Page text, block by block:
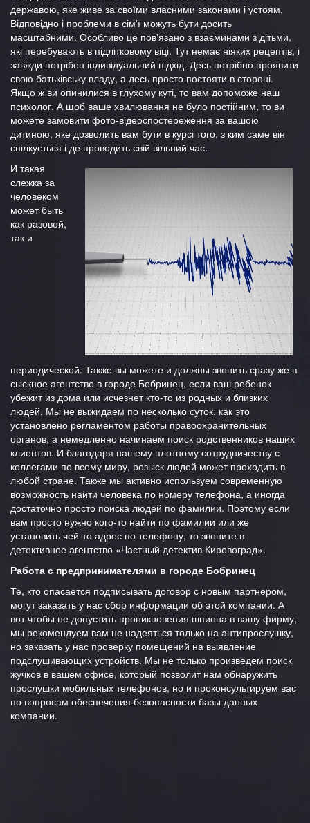
державою, яке живе за своїми власними законами і устоям.
Відповідно і проблеми в сім'ї можуть бути досить
масштабними. Особливо це пов'язано з взаєминами з дітьми,
які перебувають в підлітковому віці. Тут немає ніяких рецептів, і
завжди потрібен індивідуальний підхід. Десь потрібно проявити
свою батьківську владу, а десь просто постояти в стороні.
Якщо ж ви опинилися в глухому куті, то вам допоможе наш
психолог. А щоб ваше хвилювання не було постійним, то ви
можете замовити фото-відеоспостереження за вашою
дитиною, яке дозволить вам бути в курсі того, з ким саме він
спілкується і де проводить свій вільний час.
И такая
слежка за
человеком
может быть
как разовой,
так и
периодической. Также вы можете и должны звонить сразу же в
сыскное агентство в городе Бобринец, если ваш ребенок
убежит из дома или исчезнет кто-то из родных и близких
людей. Мы не выжидаем по несколько суток, как это
установлено регламентом работы правоохранительных
органов, а немедленно начинаем поиск родственников наших
клиентов. И благодаря нашему плотному сотрудничеству с
коллегами по всему миру, розыск людей может проходить в
любой стране. Также мы активно используем современную
возможность найти человека по номеру телефона, а иногда
достаточно просто поиска людей по фамилии. Поэтому если
вам просто нужно кого-то найти по фамилии или же
установить чей-то адрес по телефону, то звоните в
детективное агентство «Частный детектив Кировоград».
Работа с предпринимателями в городе Бобринец
Те, кто опасается подписывать договор с новым партнером,
могут заказать у нас сбор информации об этой компании. А
вот чтобы не допустить проникновения шпиона в вашу фирму,
мы рекомендуем вам не надеяться только на антипрослушку,
но заказать у нас проверку помещений на выявление
подслушивающих устройств. Мы не только произведем поиск
жучков в вашем офисе, который позволит нам обнаружить
прослушки мобильных телефонов, но и проконсультируем вас
по вопросам обеспечения безопасности базы данных
компании.